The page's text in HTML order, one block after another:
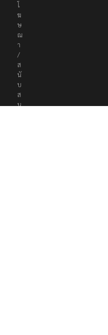
โ
ฆ
ษ
ณ
า
/
ส
นั
บ
ส
นุ